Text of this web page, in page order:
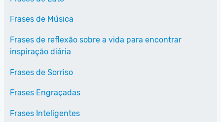
Frases de Música
Frases de reflexão sobre a vida para encontrar
inspiração diária
Frases de Sorriso
Frases Engraçadas
Frases Inteligentes